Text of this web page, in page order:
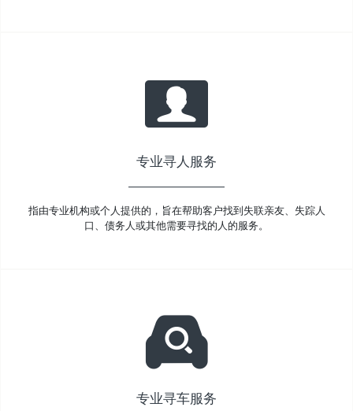
专业寻人服务
指由专业机构或个人提供的，旨在帮助客户找到失联亲友、失踪人
口、债务人或其他需要寻找的人的服务。
专业寻车服务